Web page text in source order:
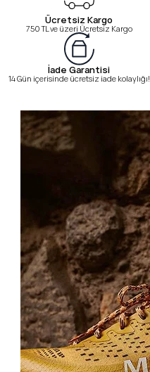
Ücretsiz Kargo
750 TL ve üzeri Ücretsiz Kargo
İade Garantisi
14 Gün içerisinde ücretsiz iade kolaylığı!